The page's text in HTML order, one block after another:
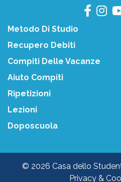
Metodo Di Studio
Recupero Debiti
Compiti Delle Vacanze
Aiuto Compiti
Ripetizioni
Lezioni
Doposcuola
© 2026 Casa dello
Privacy &